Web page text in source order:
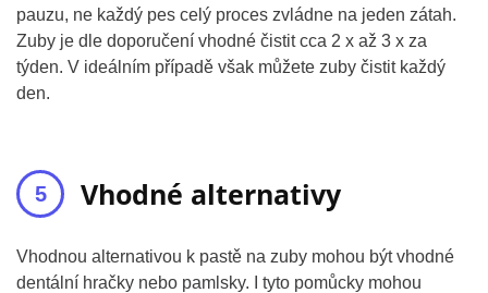
pauzu, ne každý pes celý proces zvládne na jeden zátah.
Zuby je dle doporučení vhodné čistit cca 2 x až 3 x za
týden. V ideálním případě však můžete zuby čistit každý
den.
Vhodné alternativy
Vhodnou alternativou k pastě na zuby mohou být vhodné
dentální hračky nebo pamlsky. I tyto pomůcky mohou